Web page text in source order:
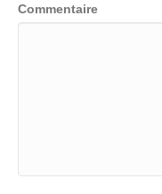
Commentaire